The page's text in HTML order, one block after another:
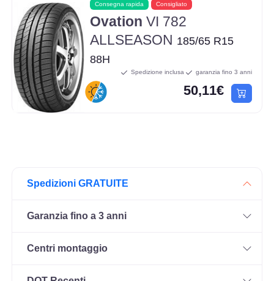
Consegna rapida Consigliato
Ovation VI 782
ALLSEASON 185/65 R15
88H
Spedizione inclusa garanzia fino 3 anni
50,11€
Spedizioni GRATUITE
Garanzia fino a 3 anni
Centri montaggio